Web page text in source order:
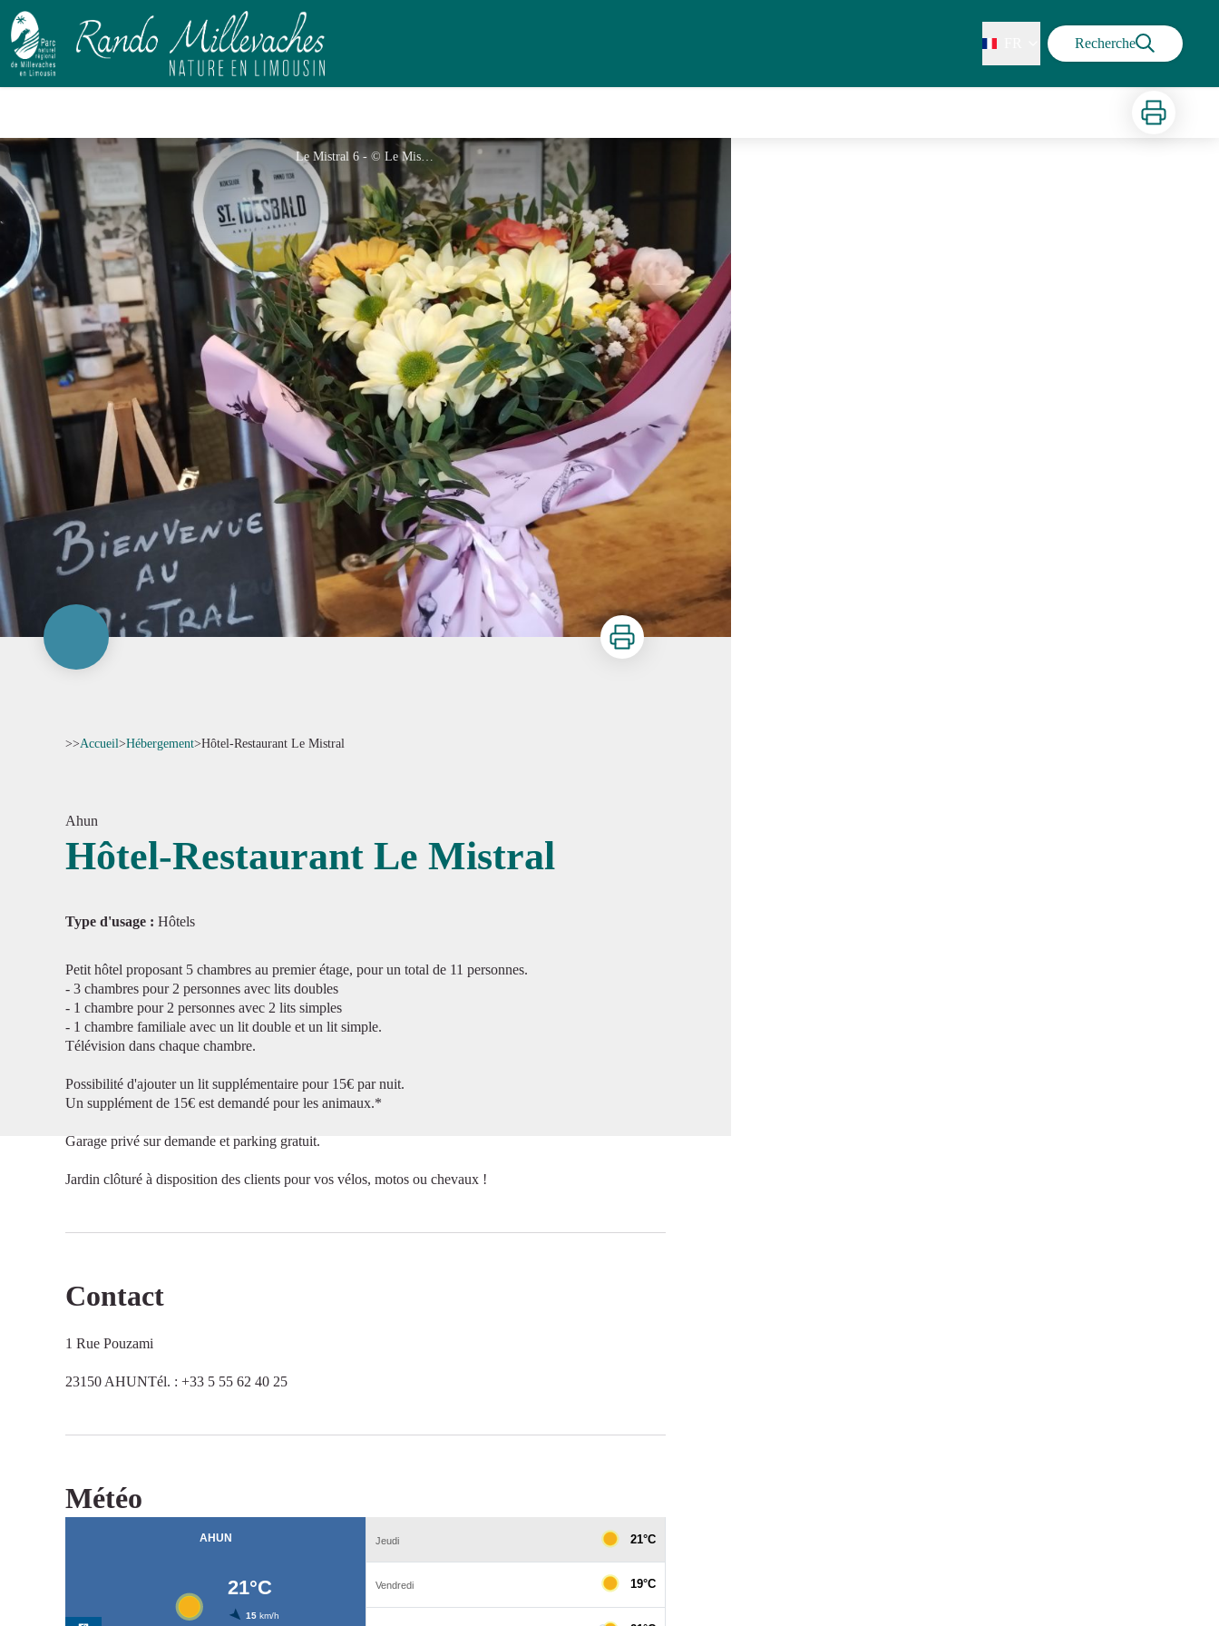
Recherche
Imprimer
Le Mistral 6 - © Le Mistral
Imprimer
>>Accueil>Hébergement>Hôtel-Restaurant Le Mistral
Ahun
Hôtel-Restaurant Le Mistral
Type d'usage : Hôtels
Petit hôtel proposant 5 chambres au premier étage, pour un total de 11 personnes.
- 3 chambres pour 2 personnes avec lits doubles
- 1 chambre pour 2 personnes avec 2 lits simples
- 1 chambre familiale avec un lit double et un lit simple.
Télévision dans chaque chambre.
Possibilité d'ajouter un lit supplémentaire pour 15€ par nuit.
Un supplément de 15€ est demandé pour les animaux.*
Garage privé sur demande et parking gratuit.
Jardin clôturé à disposition des clients pour vos vélos, motos ou chevaux !
Contact
1 Rue Pouzami
23150 AHUNTél. : +33 5 55 62 40 25
Météo